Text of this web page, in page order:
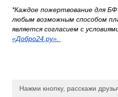
*Каждое пожертвование для
любым возможным способом
является согласием с
«Добро24.ру».
Нажми кнопку, расскажи